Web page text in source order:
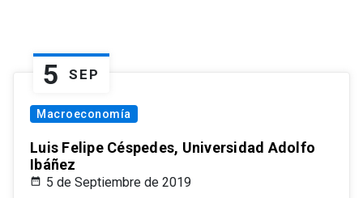
5 SEP
Macroeconomía
Luis Felipe Céspedes, Universidad Adolfo
Ibáñez
5 de Septiembre de 2019